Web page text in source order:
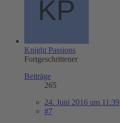
Knight Passions
Fortgeschrittener
Beiträge
265
24. Juni 2016 um 11:39
#7